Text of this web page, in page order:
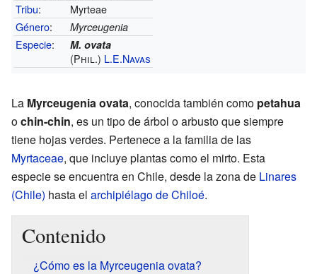
Tribu:
Myrteae
Género: Myrceugenia
Especie: M. ovata
(Phil.) L.E.Navas
La Myrceugenia ovata, conocida también como petahua
ochin-chin, es un tipo de árbol o arbusto que siempre
tiene hojas verdes. Pertenece a la familia de las
Myrtaceae, que incluye plantas como el mirto. Esta
especie se encuentra en Chile, desde la zona de Linares
(Chile) hasta el archipiélago de Chiloé.
Contenido
¿Cómo es la Myrceugenia ovata?